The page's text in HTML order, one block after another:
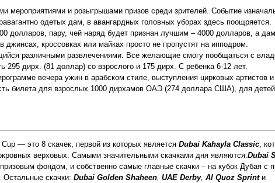
мероприятиями и розыгрышами призов среди зрителей. Событие
одетых дам, в авангардных головных уборах здесь поощряется.
долларов, пару, чей наряд будет признан лучшим – 4000 долларов, а
кроссовках или майках просто не пропустят на ипподром.
различными развлечениями. Все желающие смогу пообщаться с
дирх. (81 доллар) со взрослого и 175 дирх. С ребенка 6-12 лет.
вечера ужин в арабском стиле, выступления цирковых артистов и
билета для взрослых 1000 дирхамов ОАЭ (274 доллара США), для
— это 8 скачек, первой из которых является Dubai Kahayla Classic,
верховых. Самыми значительными скачками дня являются:Dubai
фондом, и собственно самые главные скачки – на кубок Дубая с
. Остальные скачки: Dubai Golden Shaheen, UAE Derby, Al Quoz Sprintи